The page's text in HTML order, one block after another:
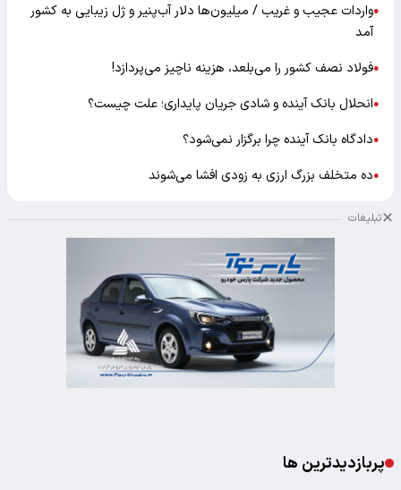
●واردات عجیب و غریب / میلیون‌ها دلار آب‌پنیر و ژل زیبایی به کشور
آمد
●فولاد نصف کشور را می‌بلعد، هزینه ناچیز می‌پردازد!
●انحلال بانک آینده و شادی جریان پایداری؛ علت چیست؟
●دادگاه بانک آینده چرا برگزار نمی‌شود؟
●ده متخلف بزرگ ارزی به زودی افشا می‌شوند
تبلیغات
پربازدیدترین ها